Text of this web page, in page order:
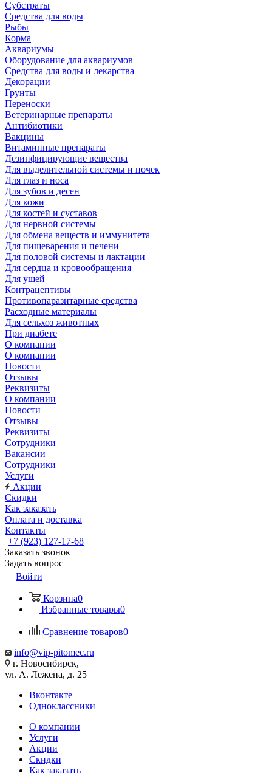
Субстраты
Средства для воды
Рыбы
Корма
Аквариумы
Оборудование для аквариумов
Средства для воды и лекарства
Декорации
Грунты
Переноски
Ветеринарные препараты
Антибиотики
Вакцины
Витаминные препараты
Дезинфицирующие вещества
Для выделительной системы и почек
Для глаз и носа
Для зубов и десен
Для кожи
Для костей и суставов
Для нервной системы
Для обмена веществ и иммунитета
Для пищеварения и печени
Для половой системы и лактации
Для сердца и кровообращения
Для ушей
Контрацептивы
Противопаразитарные средства
Расходные материалы
Для сельхоз животных
При диабете
О компании
О компании
Новости
Отзывы
Реквизиты
О компании
Новости
Отзывы
Реквизиты
Сотрудники
Вакансии
Сотрудники
Услуги
Акции
Скидки
Как заказать
Оплата и доставка
Контакты
+7 (923) 127-17-68
Заказать звонок
Задать вопрос
Войти
Корзина0
Избранные товары0
Сравнение товаров0
info@vip-pitomec.ru
г. Новосибирск,
ул. А. Лежена, д. 25
Вконтакте
Одноклассники
О компании
Услуги
Акции
Скидки
Как заказать